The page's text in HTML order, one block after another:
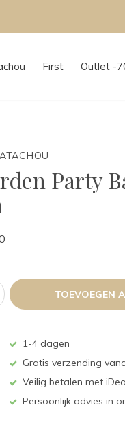
First Outlet -
Party
TOEVOEGEN
1-4 dagen
Gratis verzending
Veilig betalen met
Persoonlijk advies in